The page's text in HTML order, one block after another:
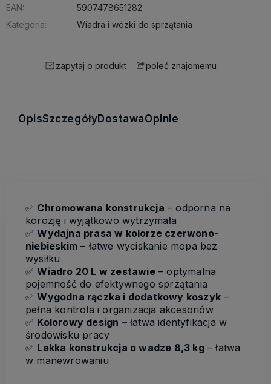
EAN:
5907478651282
Kategoria:
Wiadra i wózki do sprzątania
zapytaj o produkt poleć znajomemu
OpisSzczegółyDostawaOpinie
✅ Chromowana konstrukcja – odporna na
korozję i wyjątkowo wytrzymała
✅ Wydajna prasa w kolorze czerwono-
niebieskim – łatwe wyciskanie mopa bez
wysiłku
✅ Wiadro 20 L w zestawie– optymalna
pojemność do efektywnego sprzątania
✅ Wygodna rączka i dodatkowy koszyk –
pełna kontrola i organizacja akcesoriów
✅ Kolorowy design – łatwa identyfikacja w
środowisku pracy
✅ Lekka konstrukcja o wadze 8,3 kg– łatwa
w manewrowaniu